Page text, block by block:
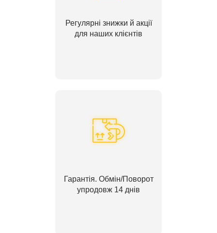
Регулярні знижки й акції
для наших клієнтів
Гарантія. Обмін/Поворот
упродовж 14 днів